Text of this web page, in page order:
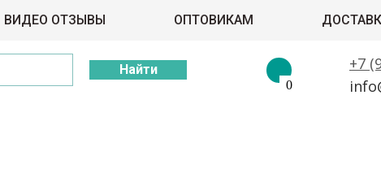
+7
Найти
0
ВИДЕО ОТЗЫВЫ ОПТОВИКАМ